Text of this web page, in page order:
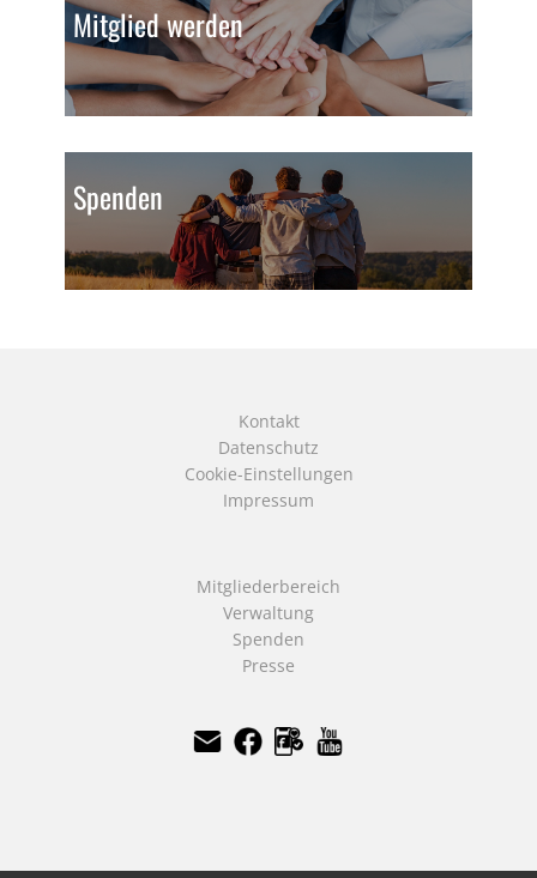
Mitglied werden
Spenden
Kontakt
Datenschutz
Cookie-Einstellungen
Impressum
Mitgliederbereich
Verwaltung
Spenden
Presse